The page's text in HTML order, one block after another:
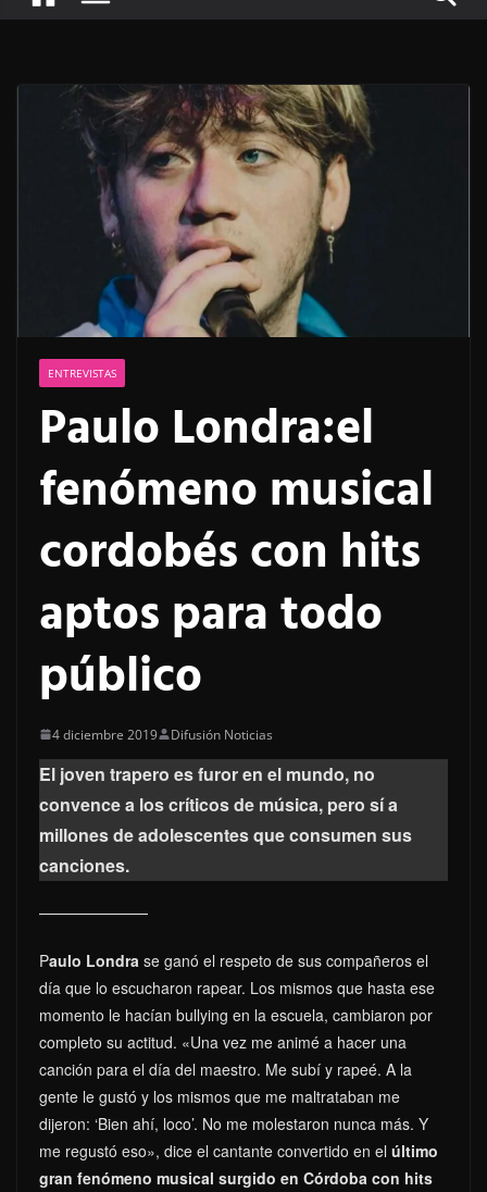
ENTREVISTAS
Paulo Londra:el
fenómeno musical
cordobés con hits
aptos para todo
público
4 diciembre 2019 Difusión Noticias
El joven trapero es furor en el mundo, no
convence a los críticos de música, pero sí a
millones de adolescentes que consumen sus
canciones.
Paulo Londra se ganó el respeto de sus compañeros el
día que lo escucharon rapear. Los mismos que hasta ese
momento le hacían bullying en la escuela, cambiaron por
completo su actitud. «Una vez me animé a hacer una
canción para el día del maestro. Me subí y rapeé. A la
gente le gustó y los mismos que me maltrataban me
dijeron: ‘Bien ahí, loco’. No me molestaron nunca más. Y
me regustó eso», dice el cantante convertido en el último
gran fenómeno musical surgido en Córdoba con hits